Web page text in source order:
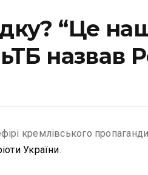
“Це
назвав
кремлівського
України.